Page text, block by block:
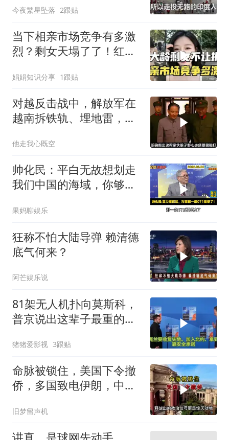
今夜繁星坠落 2跟贴
当下相亲市场竞争有多激
烈？剩女天塌了了！红娘
娟娟知识分享 1跟贴
对越反击战中，解放军在
越南拆铁轨、埋地雷，是
他走我心既空
帅化民：平白无故想划走
我们中国的海域，你够格
果妈聊娱乐
狂称不怕大陆导弹 赖清德
底气何来？
阿芒娱乐说
81架无人机扑向莫斯科，
普京说出这辈子最重的一
猪猪爱影视 3跟贴
命脉被锁住，美国下令撤
侨，多国致电伊朗，中国
旧梦留声机